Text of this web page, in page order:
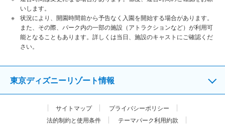
いします。
状況により、開園時間前から予告なく入園を開始する場合があります。
また、その際、パーク内の一部の施設（アトラクションなど）が利用可
能となることもあります。詳しくは当日、施設のキャストにご確認くだ
さい。
東京ディズニーリゾート情報
サイトマップ
プライバシーポリシー
法的制約と使用条件
テーマパーク利用約款